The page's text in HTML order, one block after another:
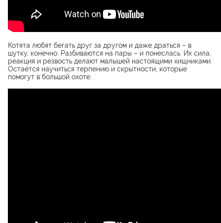
Котята любят бегать друг за другом и даже драться – в
шутку, конечно. Разбиваются на пары – и понеслась. Их сила,
реакция и резвость делают малышей настоящими хищниками.
Остаётся научиться терпению и скрытности, которые
помогут в большой охоте.